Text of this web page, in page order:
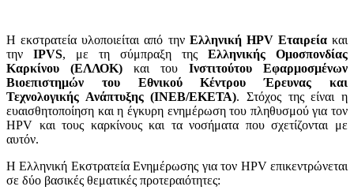
Η εκστρατεία υλοποιείται από την Ελληνική HPV Εταιρείακαι
την IPVS, με τη σύμπραξη της Ελληνικής Ομοσπονδίας
Καρκίνου (ΕΛΛΟΚ) και του Ινστιτούτου Εφαρμοσμένων
Βιοεπιστημών του Εθνικού Κέντρου Έρευνας και
Τεχνολογικής Ανάπτυξης (ΙΝΕΒ/ΕΚΕΤΑ). Στόχος της είναι η
ευαισθητοποίηση και η έγκυρη ενημέρωση του πληθυσμού για τον
HPV και τους καρκίνους και τα νοσήματα που σχετίζονται με
αυτόν.
Η Ελληνική Εκστρατεία Ενημέρωσης για τον HPV επικεντρώνεται
σε δύο βασικές θεματικές προτεραιότητες: